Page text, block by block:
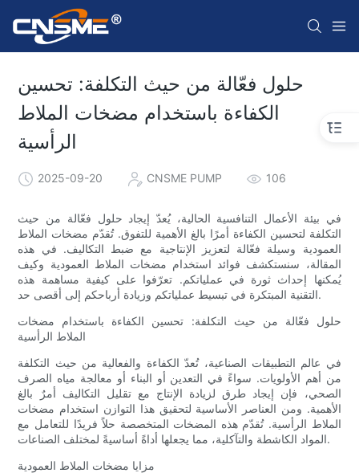
حلول فعّالة من حيث التكلفة: تحسين
الكفاءة باستخدام مضخات الملاط
الرأسية
2025-09-20 CNSME PUMP 106
في بيئة الأعمال التنافسية الحالية، يُعدّ إيجاد حلول فعّالة من حيث
التكلفة لتحسين الكفاءة أمرًا بالغ الأهمية للتفوق. تُقدّم مضخات الملاط
العمودية وسيلة فعّالة لتعزيز الإنتاجية مع ضبط التكاليف. في هذه
المقالة، سنستكشف فوائد استخدام مضخات الملاط العمودية وكيف
يُمكنها إحداث ثورة في عملياتكم. تعرّفوا على كيفية مساهمة هذه
التقنية المبتكرة في تبسيط عملياتكم وزيادة أرباحكم إلى أقصى حد.
حلول فعّالة من حيث التكلفة: تحسين الكفاءة باستخدام مضخات
الملاط الرأسية
في عالم التطبيقات الصناعية، تُعدّ الكفاءة والفعالية من حيث التكلفة
من أهم الأولويات. سواءً في التعدين أو البناء أو معالجة مياه الصرف
الصحي، فإن إيجاد طرق لزيادة الإنتاج مع تقليل التكاليف أمرٌ بالغ
الأهمية. ومن العناصر الأساسية لتحقيق هذا التوازن استخدام مضخات
الملاط الرأسية. تُقدّم هذه المضخات المتخصصة حلاً فريدًا للتعامل مع
المواد الكاشطة والتآكلية، مما يجعلها أداةً أساسيةً لمختلف الصناعات.
مزايا مضخات الملاط العمودية